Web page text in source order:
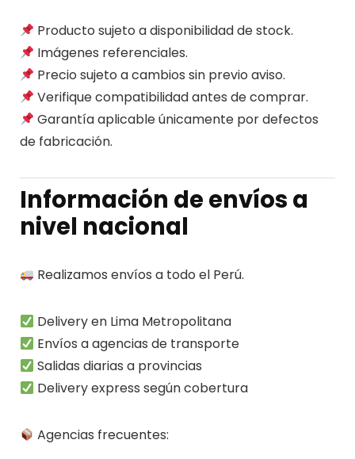
Producto sujeto a disponibilidad de stock.
Imágenes referenciales.
Precio sujeto a cambios sin previo aviso.
Verifique compatibilidad antes de comprar.
Garantía aplicable únicamente por defectos
de fabricación.
Información de envíos a
nivel nacional
Realizamos envíos a todo el Perú.
Delivery en Lima Metropolitana
Envíos a agencias de transporte
Salidas diarias a provincias
Delivery express según cobertura
Agencias frecuentes: